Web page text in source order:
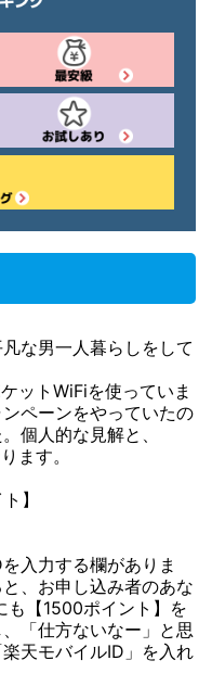
な男一人暮らしをして
ットWiFiを使っていま
ペーンをやっていたの
個人的な見解と、
ます。
】
入力する欄がありま
、お申し込み者のあな
も【1500ポイント】を
「仕方ないなー」と思
天モバイルID」を入れ